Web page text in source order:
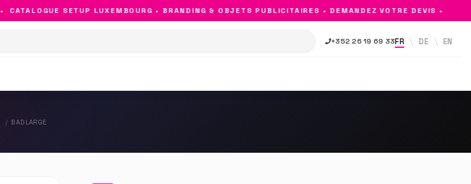
CATALOGUE SETUP LUXEMBOURG • BRANDING & OBJETS PUBLICITAIRES • DEMANDEZ VOTRE DEVIS •
+352 26 19 69 33FR DE EN
BADLARGE